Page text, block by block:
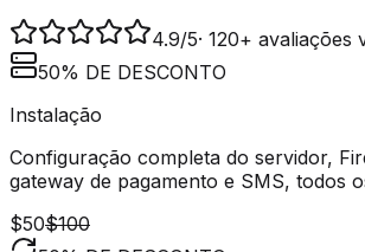
4.9/5· 120+ avaliações
50% DE DESCONTO
Instalação
Configuração completa do servidor,
gateway de pagamento e SMS, todos
$50$100